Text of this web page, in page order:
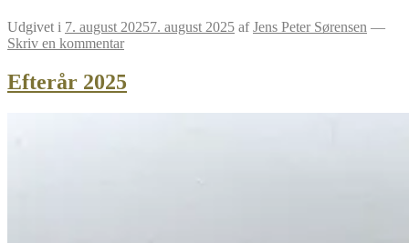
Udgivet i 7. august 20257. august 2025 afJens Peter Sørensen —
Skriv en kommentar
Efterår 2025